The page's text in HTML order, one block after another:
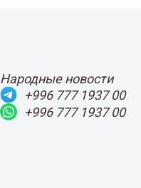
Народные новости
+996 777 1937 00
+996 777 1937 00